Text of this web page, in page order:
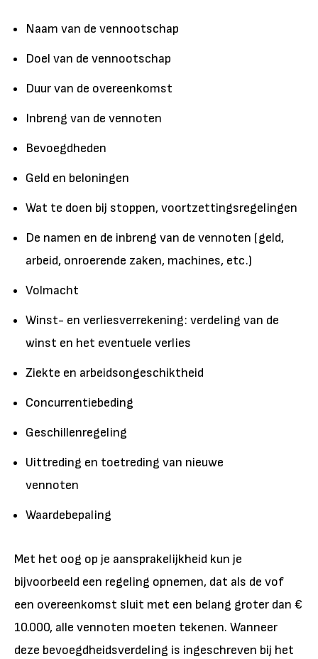
Naam van de vennootschap
Doel van de vennootschap
Duur van de overeenkomst
Inbreng van de vennoten
Bevoegdheden
Geld en beloningen
Wat te doen bij stoppen, voortzettingsregelingen
De namen en de inbreng van de vennoten (geld,
arbeid, onroerende zaken, machines, etc.)
Volmacht
Winst- en verliesverrekening: verdeling van de
winst en het eventuele verlies
Ziekte en arbeidsongeschiktheid
Concurrentiebeding
Geschillenregeling
Uittreding en toetreding van nieuwe
vennoten
Waardebepaling
Met het oog op je aansprakelijkheid kun je
bijvoorbeeld een regeling opnemen, dat als de vof
een overeenkomst sluit met een belang groter dan €
10.000, alle vennoten moeten tekenen. Wanneer
deze bevoegdheidsverdeling is ingeschreven bij het